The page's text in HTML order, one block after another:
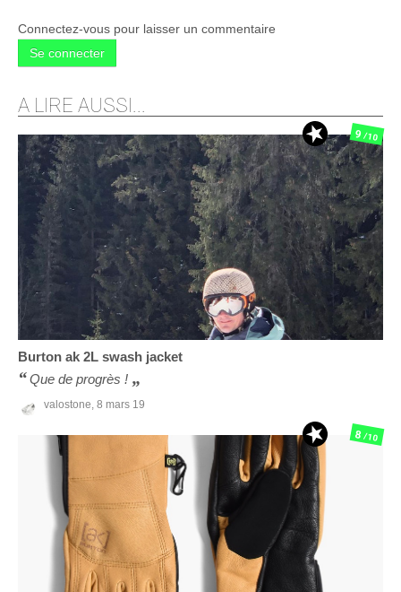
Connectez-vous pour laisser un commentaire
Se connecter
A LIRE AUSSI...
Burton ak 2L swash jacket
Que de progrès !
valostone, 8 mars 19
9/10
8/10